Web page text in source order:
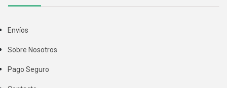
Envíos
Sobre Nosotros
Pago Seguro